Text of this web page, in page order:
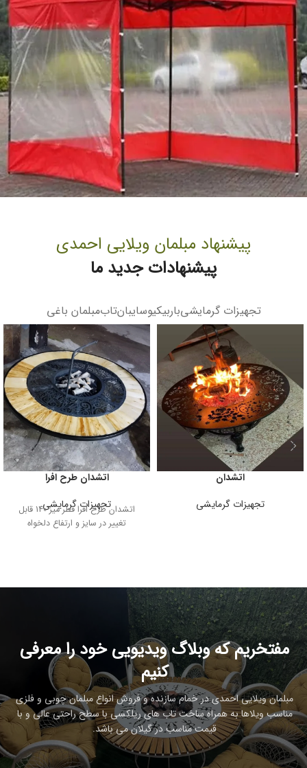
جهت مصرف در کافه رستوران برای
فصل سرما
پیشنهاد مبلمان ویلایی احمدی
پیشنهادات جدید ما
تجهیزات گرمایشیباربیکیوسایبانتابمبلمان باغی
اتشدان
تجهیزات گرمایشی
اتشدان طرح افرا
تجهیزات گرمایشی
اتشدان طرح افرا قطر میز 140 قابل
تغییر در سایز و ارتفاع دلخواه
مفتخریم که وبلاگ ویدیویی خود را معرفی
کنیم
مبلمان ویلایی احمدی در خمام سازنده و فروش انواع مبلمان چوبی و فلزی
مناسب ویلاها به همراه ساخت تاب های ریلکسی با سطح راحتی عالی و با
قیمت مناسب در گیلان می باشد.